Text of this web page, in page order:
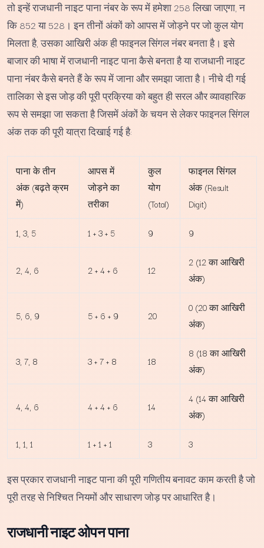
तो इन्हें राजधानी नाइट पाना नंबर के रूप में हमेशा 258 लिखा जाएगा, न
कि 852 या 528। इन तीनों अंकों को आपस में जोड़ने पर जो कुल योग
मिलता है, उसका आखिरी अंक ही फाइनल सिंगल नंबर बनता है। इसे
बाजार की भाषा में राजधानी नाइट पाना कैसे बनता है या राजधानी नाइट
पाना नंबर कैसे बनते हैं के रूप में जाना और समझा जाता है। नीचे दी गई
तालिका से इस जोड़ की पूरी प्रक्रिया को बहुत ही सरल और व्यावहारिक
रूप से समझा जा सकता है जिसमें अंकों के चयन से लेकर फाइनल सिंगल
अंक तक की पूरी यात्रा दिखाई गई है:
पाना के तीन
अंक (बढ़ते क्रम
में)
आपस में
जोड़ने का
तरीका
कुल
योग
(Total)
फाइनल सिंगल
अंक (Result
Digit)
1, 3, 5 1 + 3 + 5 9 9
2, 4, 6 2 + 4 + 6 12
2 (12 का आखिरी
अंक)
5, 6, 9 5 + 6 + 9 20
0 (20 का आखिरी
अंक)
3, 7, 8 3 + 7 + 8 18
8 (18 का आखिरी
अंक)
4, 4, 6 4 + 4 + 6 14
4 (14 का आखिरी
अंक)
1, 1, 1 1 + 1 + 1 3 3
इस प्रकार राजधानी नाइट पाना की पूरी गणितीय बनावट काम करती है जो
पूरी तरह से निश्चित नियमों और साधारण जोड़ पर आधारित है।
राजधानी नाइट ओपन पाना